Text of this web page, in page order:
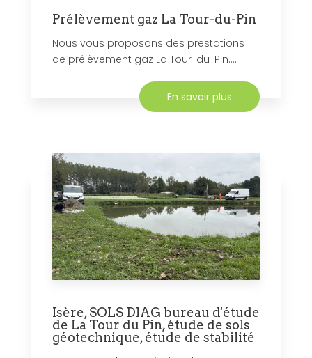
Prélèvement gaz La Tour-du-Pin
Nous vous proposons des prestations
de prélèvement gaz La Tour-du-Pin....
En savoir plus
Isère, SOLS DIAG bureau d'étude
de La Tour du Pin, étude de sols
géotechnique, étude de stabilité